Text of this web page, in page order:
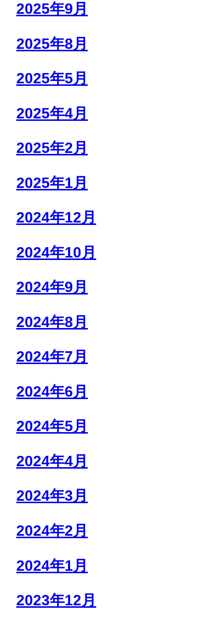
2025年9月
2025年8月
2025年5月
2025年4月
2025年2月
2025年1月
2024年12月
2024年10月
2024年9月
2024年8月
2024年7月
2024年6月
2024年5月
2024年4月
2024年3月
2024年2月
2024年1月
2023年12月